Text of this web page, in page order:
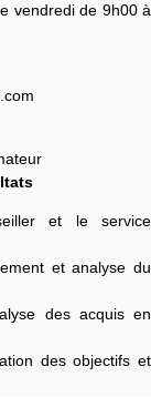
vendredi de 9h00 à
et le service
et analyse du
des acquis en
des objectifs et